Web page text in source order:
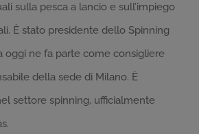
sulla pesca a lancio e sull’impiego
È stato presidente dello Spinning
oggi ne fa parte come consigliere
della sede di Milano. È
settore spinning, ufficialmente